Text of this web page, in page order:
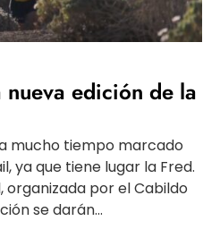
edición de la
mucho tiempo marcado
ya que tiene lugar la Fred.
organizada por el Cabildo
se darán...